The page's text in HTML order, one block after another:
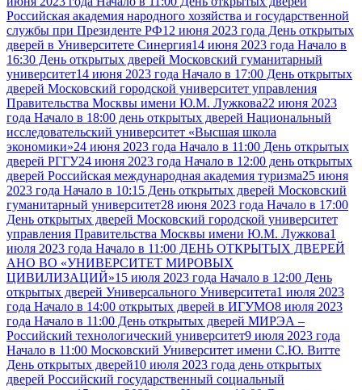
Российская академия народного хозяйства и государственной
службы при Президенте РФ12 июня 2023 года День открытых
дверей в Университете Синергия14 июня 2023 года Начало в
16:30 День открытых дверей Московский гуманитарный
университет14 июня 2023 года Начало в 17:00 День открытых
дверей Московский городской университет управления
Правительства Москвы имени Ю.М. Лужкова22 июня 2023
года Начало в 18:00 день открытых дверей Национальный
исследовательский университет «Высшая школа
экономики»24 июня 2023 года Начало в 11:00 День открытых
дверей РГГУ24 июня 2023 года Начало в 12:00 день открытых
дверей Российская международная академия туризма25 июня
2023 года Начало в 10:15 День открытых дверей Московский
гуманитарный университет28 июня 2023 года Начало в 17:00
День открытых дверей Московский городской университет
управления Правительства Москвы имени Ю.М. Лужкова1
июля 2023 года Начало в 11:00 ДЕНЬ ОТКРЫТЫХ ДВЕРЕЙ
АНО ВО «УНИВЕРСИТЕТ МИРОВЫХ
ЦИВИЛИЗАЦИЙ»15 июля 2023 года Начало в 12:00 День
открытых дверей Универсального Университета1 июля 2023
года Начало в 14:00 открытых дверей в ИГУМО8 июля 2023
года Начало в 11:00 День открытых дверей МИРЭА –
Российский технологический университет9 июля 2023 года
Начало в 11:00 Московский Университет имени С.Ю. Витте
День открытых дверей10 июля 2023 года день открытых
дверей Российский государственный социальный